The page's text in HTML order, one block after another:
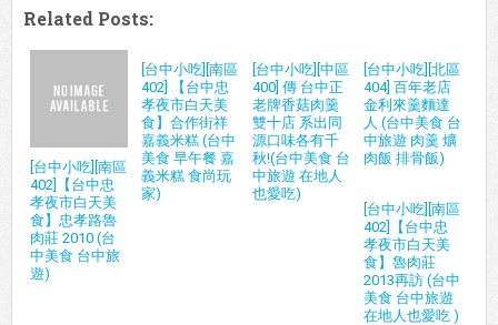
Related Posts:
[台中小吃][南區
402]【台中忠
孝夜市白天美
食】忠孝路魯
肉莊 2010 (台
中美食 台中旅
遊)
[台中小吃][南區
402] 【台中忠
孝夜市白天美
食】合作街祥
嘉義米糕 (台中
美食 早午餐 嘉
義米糕 食尚玩
家)
[台中小吃][中區
400] 傳 台中正
老牌香菇肉羹
雙十店 系出同
源口味各有千
秋!(台中美食 台
中旅遊 在地人
也愛吃)
[台中小吃][北區
404] 百年老店
金利來羹麵達
人 (台中美食 台
中旅遊 肉羹 爌
肉飯 排骨飯)
[台中小吃][南區
402]【台中忠
孝夜市白天美
食】魯肉莊
2013再訪 (台中
美食 台中旅遊
在地人也愛吃 )